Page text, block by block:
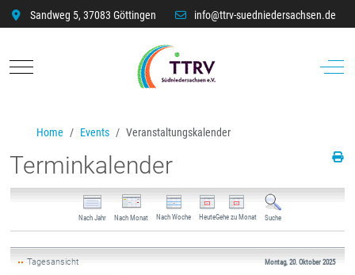
Sandweg 5, 37083 Göttingen info@ttrv-suedniedersachsen.de
Mobile Menu Toggle Off-
Home Events Veranstaltungskalender
Terminkalender
Nach Jahr Nach Monat Nach Woche HeuteGehe zu Monat Suche
Tagesansicht Montag, 20. Oktober 2025